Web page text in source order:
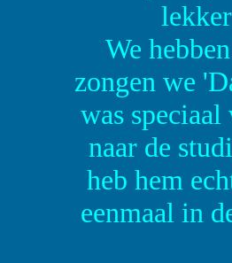
We
zongen we
was
naar de
heb hem
eenmaal in